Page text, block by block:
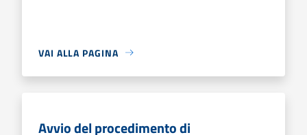
VAI ALLA PAGINA
Avvio del procedimento di